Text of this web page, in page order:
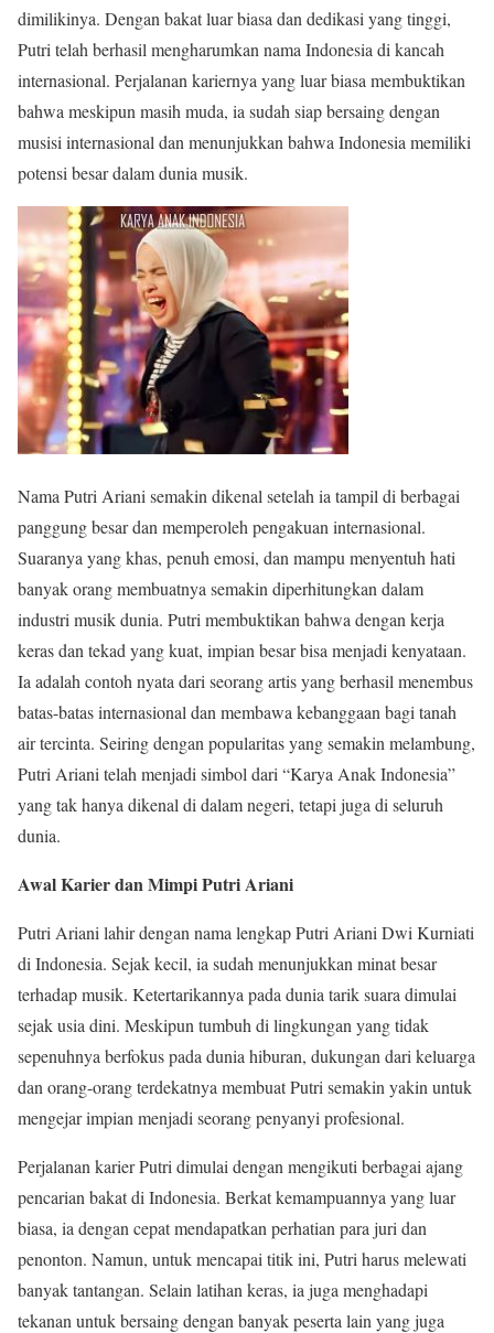
dimilikinya. Dengan bakat luar biasa dan dedikasi yang tinggi,
Putri telah berhasil mengharumkan nama Indonesia di kancah
internasional. Perjalanan kariernya yang luar biasa membuktikan
bahwa meskipun masih muda, ia sudah siap bersaing dengan
musisi internasional dan menunjukkan bahwa Indonesia memiliki
potensi besar dalam dunia musik.
Nama Putri Ariani semakin dikenal setelah ia tampil di berbagai
panggung besar dan memperoleh pengakuan internasional.
Suaranya yang khas, penuh emosi, dan mampu menyentuh hati
banyak orang membuatnya semakin diperhitungkan dalam
industri musik dunia. Putri membuktikan bahwa dengan kerja
keras dan tekad yang kuat, impian besar bisa menjadi kenyataan.
Ia adalah contoh nyata dari seorang artis yang berhasil menembus
batas-batas internasional dan membawa kebanggaan bagi tanah
air tercinta. Seiring dengan popularitas yang semakin melambung,
Putri Ariani telah menjadi simbol dari “Karya Anak Indonesia”
yang tak hanya dikenal di dalam negeri, tetapi juga di seluruh
dunia.
Awal Karier dan Mimpi Putri Ariani
Putri Ariani lahir dengan nama lengkap Putri Ariani Dwi Kurniati
di Indonesia. Sejak kecil, ia sudah menunjukkan minat besar
terhadap musik. Ketertarikannya pada dunia tarik suara dimulai
sejak usia dini. Meskipun tumbuh di lingkungan yang tidak
sepenuhnya berfokus pada dunia hiburan, dukungan dari keluarga
dan orang-orang terdekatnya membuat Putri semakin yakin untuk
mengejar impian menjadi seorang penyanyi profesional.
Perjalanan karier Putri dimulai dengan mengikuti berbagai ajang
pencarian bakat di Indonesia. Berkat kemampuannya yang luar
biasa, ia dengan cepat mendapatkan perhatian para juri dan
penonton. Namun, untuk mencapai titik ini, Putri harus melewati
banyak tantangan. Selain latihan keras, ia juga menghadapi
tekanan untuk bersaing dengan banyak peserta lain yang juga